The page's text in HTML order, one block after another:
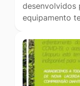
desenvolvidos
equipamento